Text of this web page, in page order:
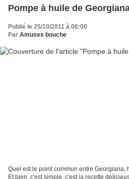
Pompe à huile de
Publié le 25/10/2011 à 06:00
Par Amuses bouche
Quel est le point commun entre
Et bien, c'est simple, c'est la recette